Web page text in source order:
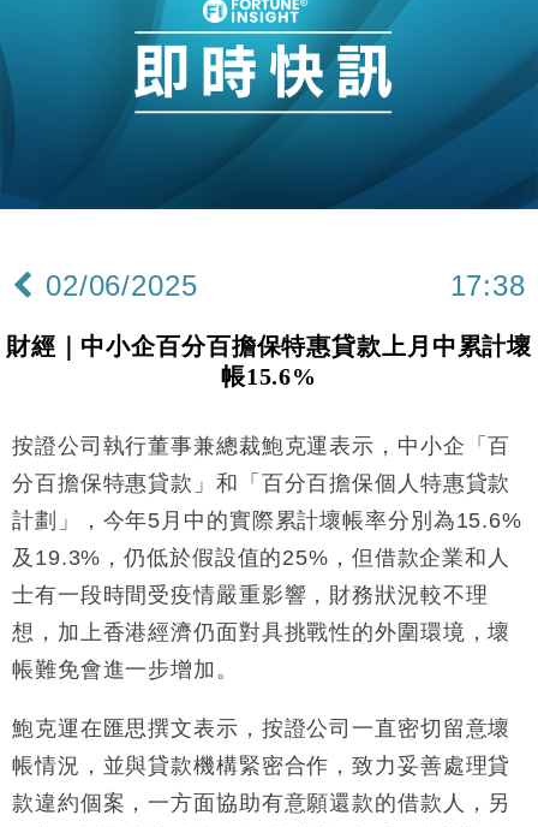
損失近6900萬元
財經｜日經失守6.5萬點後回穩 全周仍升近2%
15:47
財經｜恒隆10月換帥 玩具「反」斗城亞洲CEO蔡德
財經｜韓股反覆波動收跌 連挫7周創逾3年最長跌勢
12:44
財經｜日本春季三度入市撐日圓 4月單日斥6.28萬億
11:12
國際｜特朗普料美伊戰事快結束 承認部分彈藥庫存緊
司
18:31
財經｜華僑銀行上半年淨利創新高 中期息增15%至
及消費表現
16:47
本地｜假冒內地執法人員要求交「保證金」 43歲女子
損失近6900萬元
16:05
財經｜日經失守6.5萬點後回穩 全周仍升近2%
15:47
財經｜恒隆10月換帥 玩具「反」斗城亞洲CEO蔡德
粦接任
15:11
財經｜韓股反覆波動收跌 連挫7周創逾3年最長跌勢
02/06/2025 17:38
財經｜中小企百分百擔保特惠貸款上月中累計壞
帳15.6%
按證公司執行董事兼總裁鮑克運表示，中小企「百
分百擔保特惠貸款」和「百分百擔保個人特惠貸款
計劃」，今年5月中的實際累計壞帳率分別為15.6%
及19.3%，仍低於假設值的25%，但借款企業和人
士有一段時間受疫情嚴重影響，財務狀況較不理
想，加上香港經濟仍面對具挑戰性的外圍環境，壞
帳難免會進一步增加。
鮑克運在匯思撰文表示，按證公司一直密切留意壞
帳情況，並與貸款機構緊密合作，致力妥善處理貸
款違約個案，一方面協助有意願還款的借款人，另